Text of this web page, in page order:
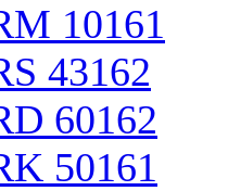
10161
43162
60162
50161